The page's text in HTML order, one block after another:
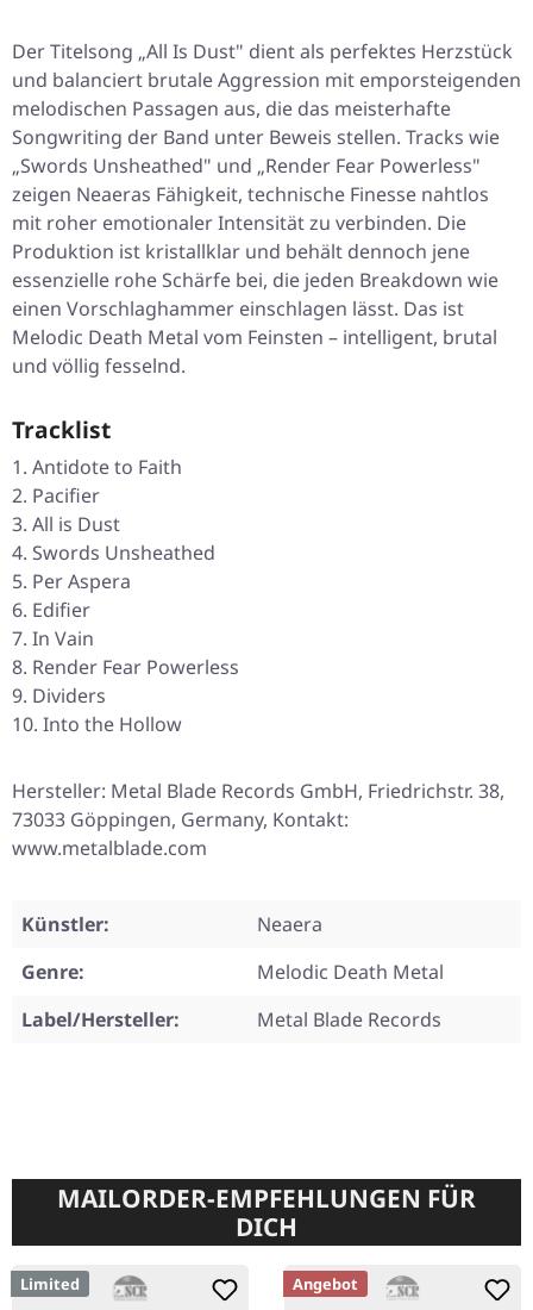
Der Titelsong „All Is Dust" dient als perfektes Herzstück
und balanciert brutale Aggression mit emporsteigenden
melodischen Passagen aus, die das meisterhafte
Songwriting der Band unter Beweis stellen. Tracks wie
„Swords Unsheathed" und „Render Fear Powerless"
zeigen Neaeras Fähigkeit, technische Finesse nahtlos
mit roher emotionaler Intensität zu verbinden. Die
Produktion ist kristallklar und behält dennoch jene
essenzielle rohe Schärfe bei, die jeden Breakdown wie
einen Vorschlaghammer einschlagen lässt. Das ist
Melodic Death Metal vom Feinsten – intelligent, brutal
und völlig fesselnd.
Tracklist
Antidote to Faith
Pacifier
All is Dust
Swords Unsheathed
Per Aspera
Edifier
In Vain
Render Fear Powerless
Dividers
Into the Hollow
Hersteller: Metal Blade Records GmbH, Friedrichstr. 38,
73033 Göppingen, Germany, Kontakt:
www.metalblade.com
Künstler:
Neaera
Genre:
Melodic Death Metal
Label/Hersteller:
Metal Blade Records
MAILORDER-EMPFEHLUNGEN FÜR
DICH
Limited Angebot